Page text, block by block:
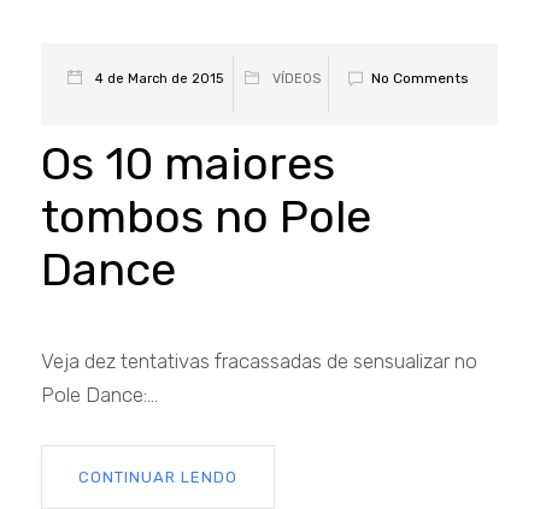
4 de March de 2015 VÍDEOS No Comments
Os 10 maiores
tombos no Pole
Dance
Veja dez tentativas fracassadas de sensualizar no
Pole Dance:...
CONTINUAR LENDO